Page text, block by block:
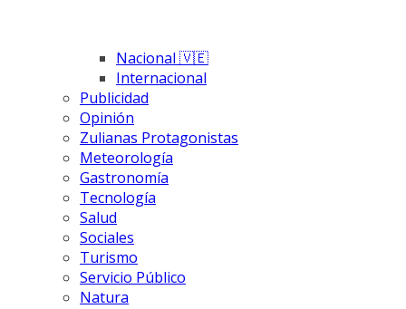
Nacional 🇻🇪
Internacional
Publicidad
Opinión
Zulianas Protagonistas
Meteorología
Gastronomía
Tecnología
Salud
Sociales
Turismo
Servicio Público
Natura